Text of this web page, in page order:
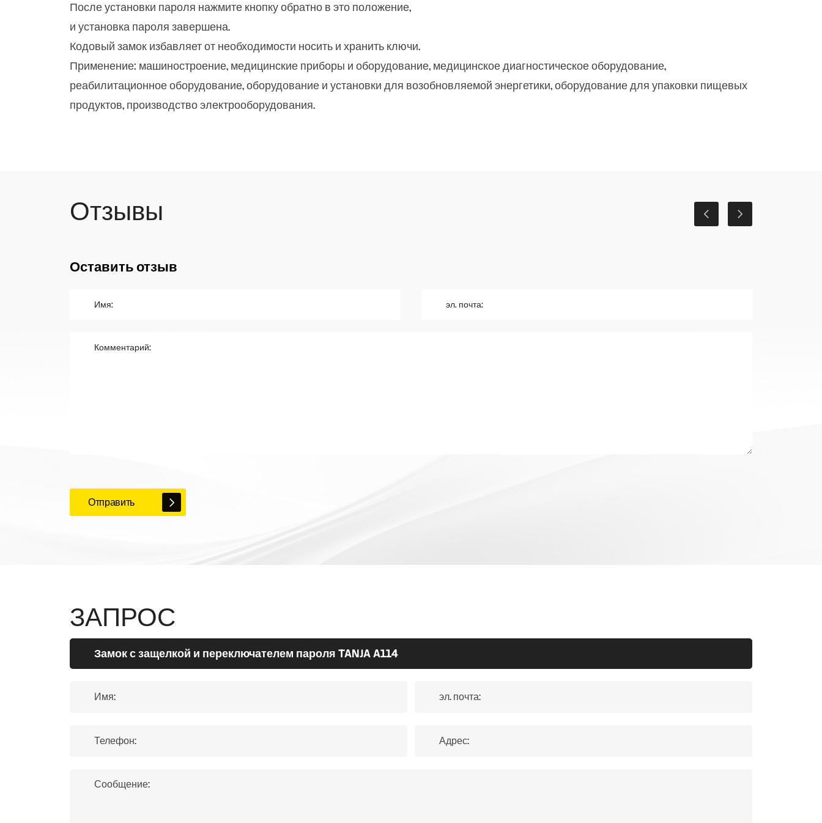
После установки пароля нажмите кнопку обратно в это положение,
и установка пароля завершена.
Кодовый замок избавляет от необходимости носить и хранить ключи.
Применение: машиностроение, медицинские приборы и оборудование, медицинское диагностическое оборудование,
реабилитационное оборудование, оборудование и установки для возобновляемой энергетики, оборудование для упаковки пищевых
продуктов, производство электрооборудования.
Отзывы
Оставить отзыв
Отправить
ЗАПРОС